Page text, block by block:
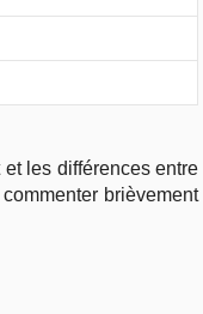
et les différences entre
brièvement